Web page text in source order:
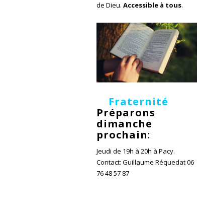
de Dieu. Accessible à tous.
Fraternité
Préparons
dimanche
prochain:
Jeudi de 19h à 20h à Pacy.
Contact: Guillaume Réquedat 06
76 48 57 87